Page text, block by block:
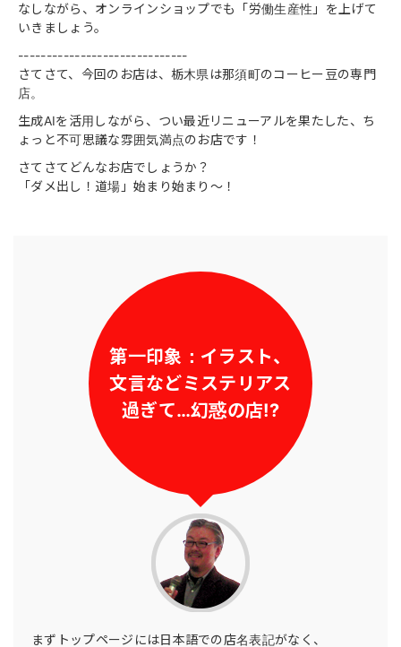
なしながら、オンラインショップでも「労働生産性」を上げて
いきましょう。
------------------------------
さてさて、今回のお店は、栃木県は那須町のコーヒー豆の専門
店。
生成AIを活用しながら、つい最近リニューアルを果たした、ち
ょっと不可思議な雰囲気満点のお店です！
さてさてどんなお店でしょうか？
「ダメ出し！道場」始まり始まり〜！
第一印象：イラスト、
文言などミステリアス
過ぎて…幻惑の店!?
まずトップページには日本語での店名表記がなく、